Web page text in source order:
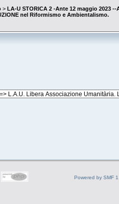
> LA-U STORICA 2 -Ante 12 maggio 2023 --
nel Riformismo e Ambientalismo.
Powered by SMF